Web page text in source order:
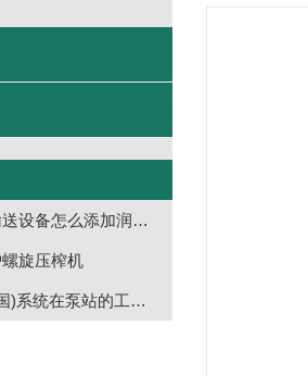
知道垂直无轴螺旋输送设备怎么添加润滑油吗？
旋压榨机
万搏(中国)_万搏(中国)系统在泵站的工作原理说明